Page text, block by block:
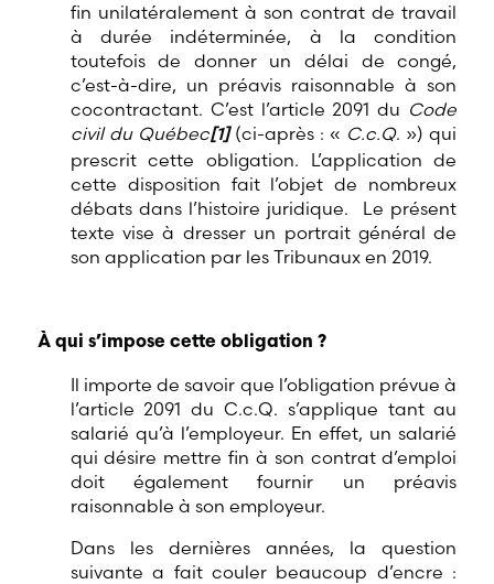
fin unilatéralement à son contrat de travail
à durée indéterminée, à la condition
toutefois de donner un délai de congé,
c’est-à-dire, un préavis raisonnable à son
cocontractant. C’est l’article 2091 du Code
civil du Québec[1](ci-après : « C.c.Q. ») qui
prescrit cette obligation. L’application de
cette disposition fait l’objet de nombreux
débats dans l’histoire juridique. Le présent
texte vise à dresser un portrait général de
son application par les Tribunaux en 2019.
À qui s’impose cette obligation ?
Il importe de savoir que l’obligation prévue à
l’article 2091 du C.c.Q. s’applique tant au
salarié qu’à l’employeur. En effet, un salarié
qui désire mettre fin à son contrat d’emploi
doit également fournir un préavis
raisonnable à son employeur.
Dans les dernières années, la question
suivante a fait couler beaucoup d’encre :